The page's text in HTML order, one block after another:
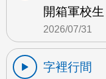
開箱軍校
2026/07/31
字裡行間